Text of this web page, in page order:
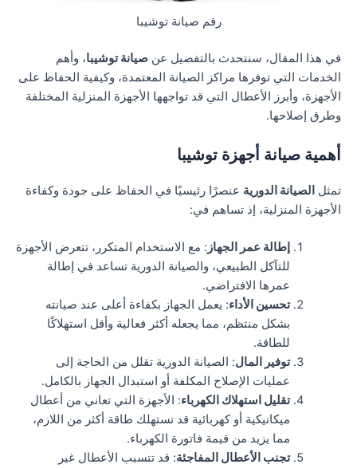
رقم صيانة توشيبا
في هذا المقال، سنتحدث بالتفصيل عن صيانة توشيبا، وأهم
الخدمات التي توفرها مراكز الصيانة المعتمدة، وكيفية الحفاظ على
الأجهزة، وأبرز الأعطال التي قد تواجهها الأجهزة المنزلية المختلفة
وطرق إصلاحها.
أهمية صيانة أجهزة توشيبا
تمثل الصيانة الدورية عنصرًا رئيسيًا في الحفاظ على جودة وكفاءة
الأجهزة المنزلية، إذ تساهم في:
إطالة عمر الجهاز : مع الاستخدام المتكرر، تتعرض الأجهزة
للتآكل الطبيعي، والصيانة الدورية تساعد في إطالة
عمرها الافتراضي.
تحسين الأداء: يعمل الجهاز بكفاءة أعلى عند صيانته
بشكل منتظم، مما يجعله أكثر فعالية وأقل استهلاكًا
للطاقة.
توفير المال: الصيانة الدورية تقلل من الحاجة إلى
عمليات الإصلاح المكلفة أو استبدال الجهاز بالكامل.
تقليل استهلاك الكهرباء: الأجهزة التي تعاني من أعطال
ميكانيكية أو كهربائية قد تستهلك طاقة أكثر من اللازم،
مما يزيد من قيمة فاتورة الكهرباء.
تجنب الأعطال المفاجئة: قد تتسبب الأعطال غير